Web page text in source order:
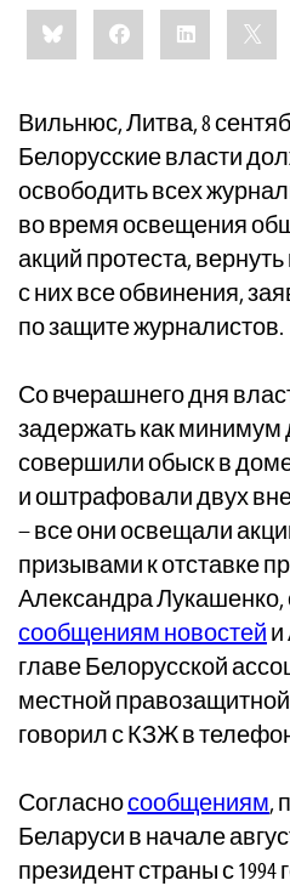
Share
this:BlueskyFacebookLinkedIn
Вильнюс, Литва, 8
Белорусские власти
освободить всех
во время освещения
акций протеста,
с них все обвинения,
по защите журналистов.
Со вчерашнего дня
задержать как минимум
совершили обыск в
и оштрафовали двух
– все они освещали
призывами к отставке
Александра Лукашенко,
сообщениям новостей и
главе Белорусской
местной
говорил с КЗЖ в
Согласносообщениям,
Беларуси в начале
президент страны с